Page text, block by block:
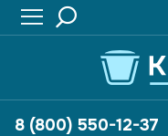
8 (800) 550-12-37